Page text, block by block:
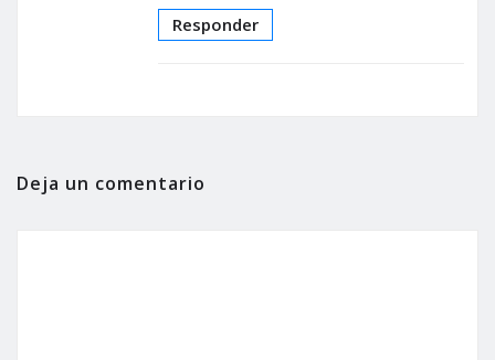
Responder
Deja un comentario